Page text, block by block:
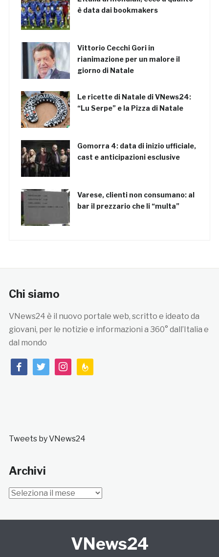
è data dai bookmakers
Vittorio Cecchi Gori in
rianimazione per un malore il
giorno di Natale
Le ricette di Natale di VNews24:
“Lu Serpe” e la Pizza di Natale
Gomorra 4: data di inizio ufficiale,
cast e anticipazioni esclusive
Varese, clienti non consumano: al
bar il prezzario che li “multa”
Chi siamo
VNews24 è il nuovo portale web, scritto e ideato da
giovani, per le notizie e informazioni a 360° dall’Italia e
dal mondo
facebooktwitterinstagramfeedburner
Tweets by VNews24
Archivi
Archivi
VNews24